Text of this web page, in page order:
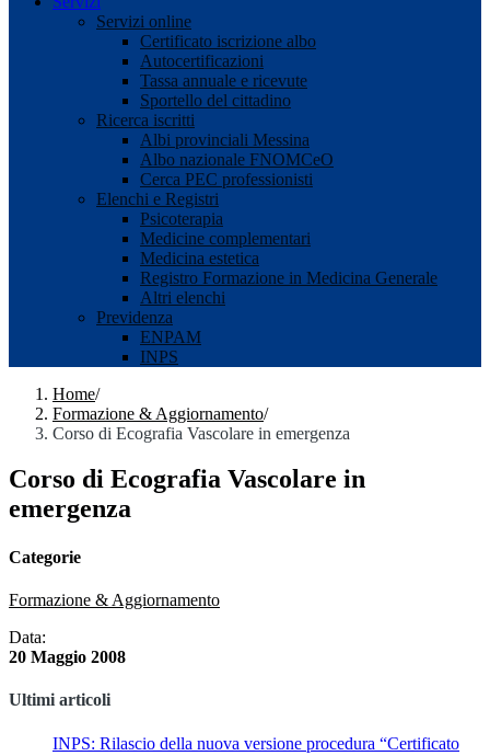
Servizi online
Certificato iscrizione albo
Autocertificazioni
Tassa annuale e ricevute
Sportello del cittadino
Ricerca iscritti
Albi provinciali Messina
Albo nazionale FNOMCeO
Cerca PEC professionisti
Elenchi e Registri
Psicoterapia
Medicine complementari
Medicina estetica
Registro Formazione in Medicina Generale
Altri elenchi
Previdenza
ENPAM
INPS
Home/
Formazione & Aggiornamento/
Corso di Ecografia Vascolare in emergenza
Corso di Ecografia Vascolare in
emergenza
Categorie
Formazione & Aggiornamento
Data:
20 Maggio 2008
Ultimi articoli
INPS: Rilascio della nuova versione procedura “Certificato